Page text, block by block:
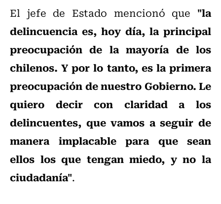
El jefe de Estado mencionó que "la
delincuencia es, hoy día, la principal
preocupación de la mayoría de los
chilenos. Y por lo tanto, es la primera
preocupación de nuestro Gobierno. Le
quiero decir con claridad a los
delincuentes, que vamos a seguir de
manera implacable para que sean
ellos los que tengan miedo, y no la
ciudadanía".